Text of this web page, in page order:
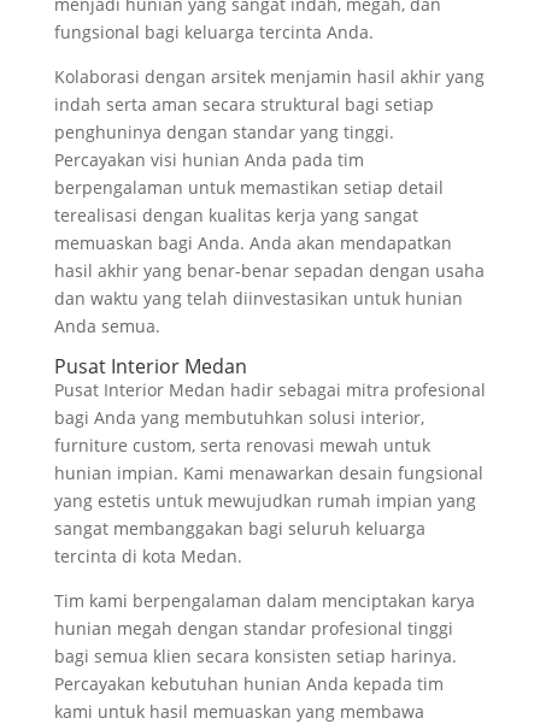
fungsional bagi keluarga tercinta Anda.
Kolaborasi dengan arsitek menjamin hasil akhir yang
indah serta aman secara struktural bagi setiap
penghuninya dengan standar yang tinggi.
Percayakan visi hunian Anda pada tim
berpengalaman untuk memastikan setiap detail
terealisasi dengan kualitas kerja yang sangat
memuaskan bagi Anda. Anda akan mendapatkan
hasil akhir yang benar-benar sepadan dengan usaha
dan waktu yang telah diinvestasikan untuk hunian
Anda semua.
Pusat Interior Medan
Pusat Interior Medan hadir sebagai mitra profesional
bagi Anda yang membutuhkan solusi interior,
furniture custom, serta renovasi mewah untuk
hunian impian. Kami menawarkan desain fungsional
yang estetis untuk mewujudkan rumah impian yang
sangat membanggakan bagi seluruh keluarga
tercinta di kota Medan.
Tim kami berpengalaman dalam menciptakan karya
hunian megah dengan standar profesional tinggi
bagi semua klien secara konsisten setiap harinya.
Percayakan kebutuhan hunian Anda kepada tim
kami untuk hasil memuaskan yang membawa